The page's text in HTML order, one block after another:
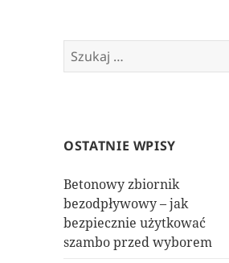
Szukaj:
OSTATNIE WPISY
Betonowy zbiornik
bezodpływowy – jak
bezpiecznie użytkować
szambo przed wyborem